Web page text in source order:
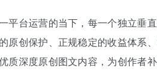
台运营的当下，每一个独立垂
创保护、正规稳定的收益体系
深度原创图文内容，为创作者